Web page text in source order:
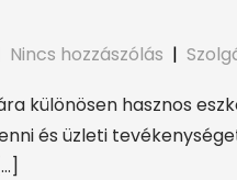
Nincs hozzászólás |
különösen hasznos
és üzleti